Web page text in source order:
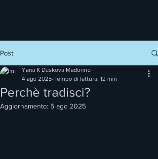
Post
Perchè tradisci?
Yana K Duskova Madonno
4 ago 2025 Tempo di lettura: 12 min
Aggiornamento: 5 ago 2025